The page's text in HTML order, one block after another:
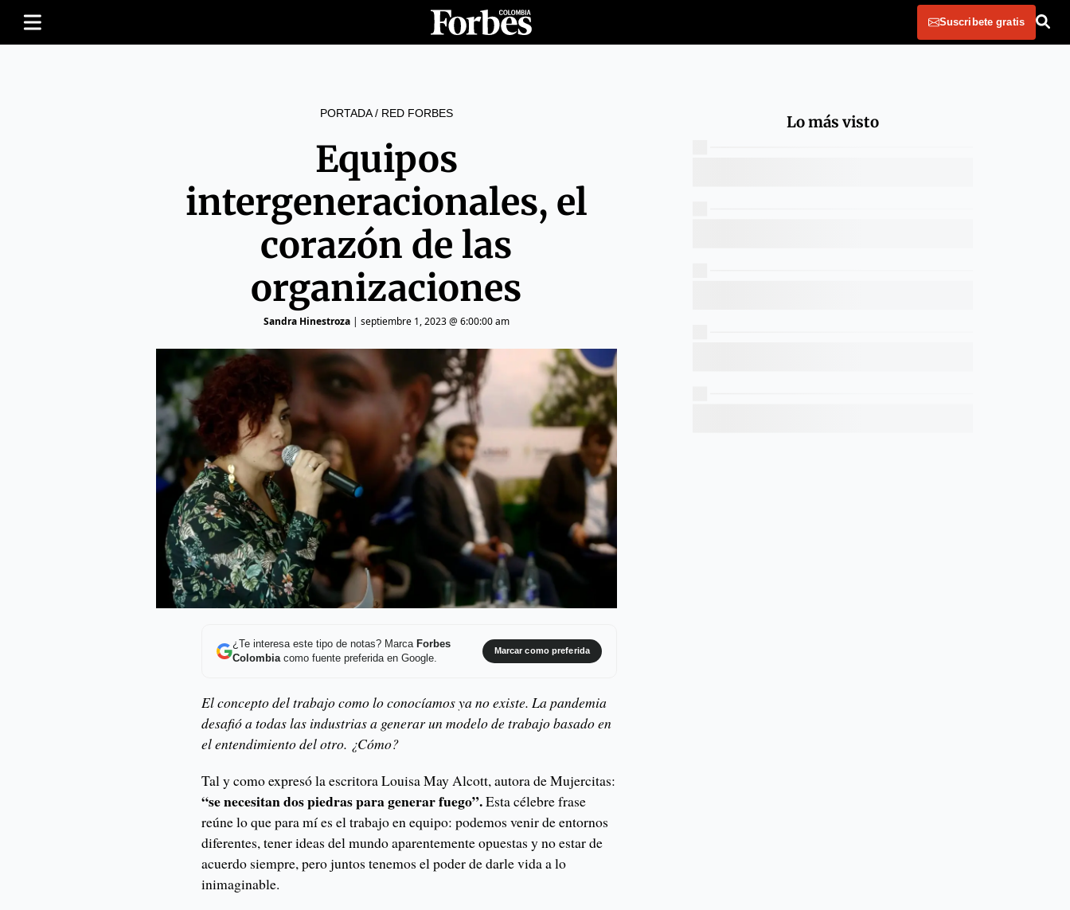
Suscribete gratis
PORTADA/ RED FORBES
Equipos
intergeneracionales, el
corazón de las
organizaciones
Sandra Hinestroza| septiembre 1, 2023 @ 6:00:00 am
¿Te interesa este tipo de notas? Marca Forbes
Colombiacomo fuente preferida en Google.
Marcar como preferida
El concepto del trabajo como lo conocíamos ya no existe. La pandemia
desafió a todas las industrias a generar un modelo de trabajo basado en
el entendimiento del otro. ¿Cómo?
Tal y como expresó la escritora Louisa May Alcott, autora de Mujercitas:
“se necesitan dos piedras para generar fuego”.Esta célebre frase
reúne lo que para mí es el trabajo en equipo: podemos venir de entornos
diferentes, tener ideas del mundo aparentemente opuestas y no estar de
acuerdo siempre, pero juntos tenemos el poder de darle vida a lo
inimaginable.
Lo más visto